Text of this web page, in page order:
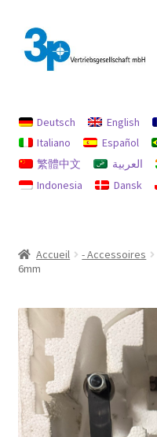
Aller
la
navigation
Aller
au
contenu
Chercher
imprimer
protection des données
Deutsch English
Italiano
Español
繁體中文
العربية
Indonesia
Dansk
Accueil - Accessoires
6mm